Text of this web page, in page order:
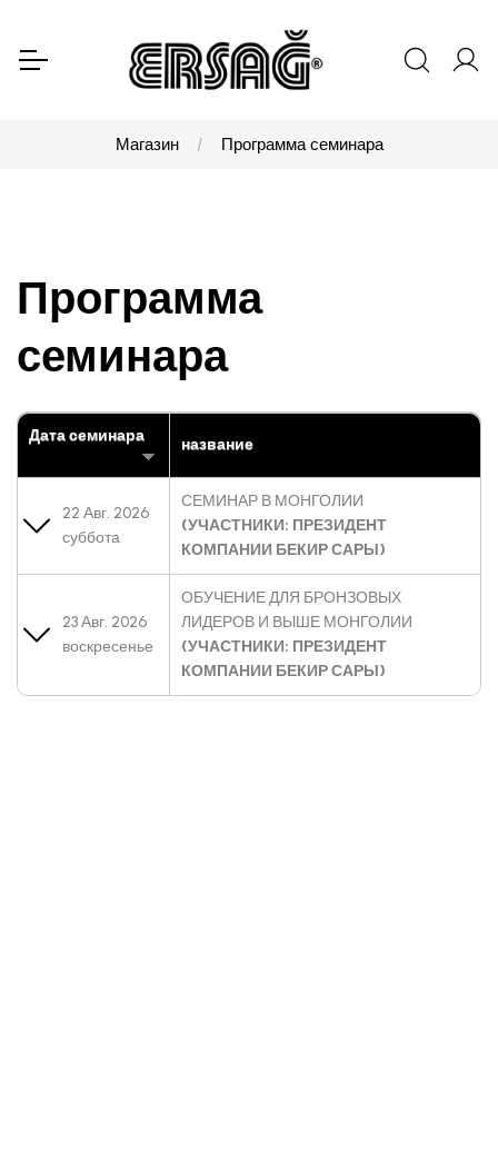
Магазин Программа семинара
Программа
семинара
Дата семинара название
22 Авг. 2026
суббота
СЕМИНАР В МОНГОЛИИ
(УЧАСТНИКИ: ПРЕЗИДЕНТ
КОМПАНИИ БЕКИР САРЫ)
23 Авг. 2026
воскресенье
ОБУЧЕНИЕ ДЛЯ БРОНЗОВЫХ
ЛИДЕРОВ И ВЫШЕ МОНГОЛИИ
(УЧАСТНИКИ: ПРЕЗИДЕНТ
КОМПАНИИ БЕКИР САРЫ)